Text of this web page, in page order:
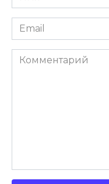
*
Email
*
Комментарий